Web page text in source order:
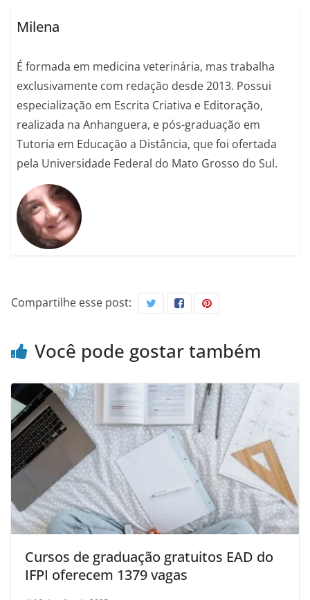
Milena
É formada em medicina veterinária, mas trabalha
exclusivamente com redação desde 2013. Possui
especialização em Escrita Criativa e Editoração,
realizada na Anhanguera, e pós-graduação em
Tutoria em Educação a Distância, que foi ofertada
pela Universidade Federal do Mato Grosso do Sul.
Compartilhe esse post:
Você pode gostar também
Cursos de graduação gratuitos EAD do
IFPI oferecem 1379 vagas